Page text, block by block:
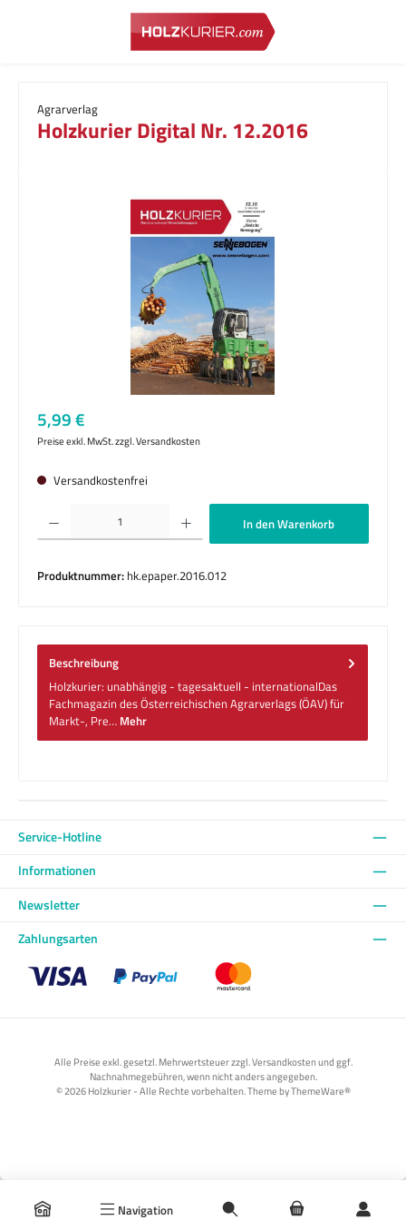
Zum Hauptinhalt springen
Navigation
Agrarverlag
Holzkurier Digital Nr. 12.2016
Bildergalerie überspringen
Regulärer Preis:
5,99 €
Preise exkl. MwSt. zzgl. Versandkosten
Versandkostenfrei
Produkt Anzahl: Gib den gewünschten Wert ein oder benutze die Schaltflächen um
In den Warenkorb
Produktnummer: hk.epaper.2016.012
Beschreibung
Holzkurier: unabhängig - tagesaktuell - internationalDas
Fachmagazin des Österreichischen Agrarverlags (ÖAV) für
Markt-, Pre… Mehr
Service-Hotline
Informationen
Newsletter
Zahlungsarten
Alle Preise exkl. gesetzl. Mehrwertsteuer zzgl. Versandkosten und ggf.
Nachnahmegebühren, wenn nicht anders angegeben.
© 2026 Holzkurier - Alle Rechte vorbehalten. Theme byThemeWare®